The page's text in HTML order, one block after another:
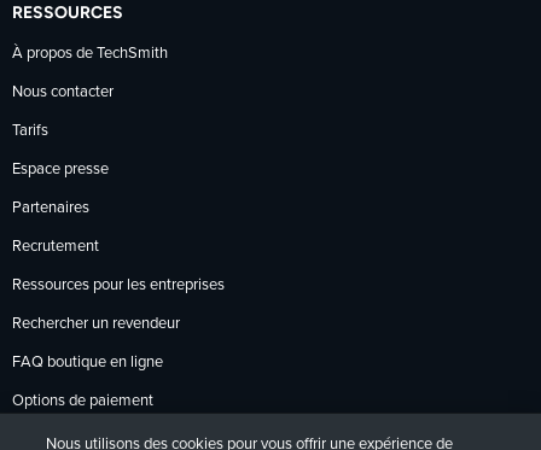
RESSOURCES
À propos de TechSmith
Nous contacter
Tarifs
Espace presse
Partenaires
Recrutement
Ressources pour les entreprises
Rechercher un revendeur
FAQ boutique en ligne
Options de paiement
Politique de retour
Nous utilisons des cookies pour vous offrir une expérience de